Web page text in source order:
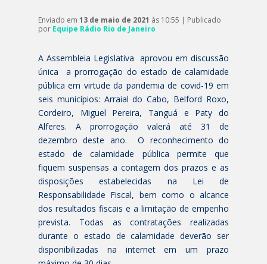
Enviado em 13 de maio de 2021 às 10:55 | Publicado
por Equipe Rádio Rio de Janeiro
A Assembleia Legislativa aprovou em discussão
única a prorrogação do estado de calamidade
pública em virtude da pandemia de covid-19 em
seis municípios: Arraial do Cabo, Belford Roxo,
Cordeiro, Miguel Pereira, Tanguá e Paty do
Alferes. A prorrogação valerá até 31 de
dezembro deste ano. O reconhecimento do
estado de calamidade pública permite que
fiquem suspensas a contagem dos prazos e as
disposições estabelecidas na Lei de
Responsabilidade Fiscal, bem como o alcance
dos resultados fiscais e a limitação de empenho
prevista. Todas as contratações realizadas
durante o estado de calamidade deverão ser
disponibilizadas na internet em um prazo